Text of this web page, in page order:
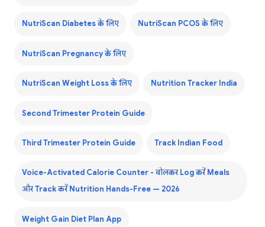
NutriScan Diabetes के लिए NutriScan PCOS के लिए
NutriScan Pregnancy के लिए
NutriScan Weight Loss के लिए Nutrition Tracker India
Second Trimester Protein Guide
Third Trimester Protein Guide Track Indian Food
Voice-Activated Calorie Counter - बोलकर Log करें Meals
और Track करें Nutrition Hands-Free — 2026
Weight Gain Diet Plan App